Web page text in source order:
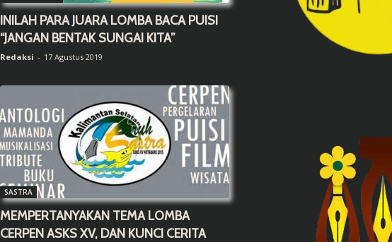
INILAH PARA JUARA LOMBA BACA PUISI
“JANGAN BENTAK SUNGAI KITA”
Redaksi - 17 Agustus 2019
SASTRA
MEMPERTANYAKAN TEMA LOMBA
CERPEN ASKS XV, DAN KUNCI CERITA